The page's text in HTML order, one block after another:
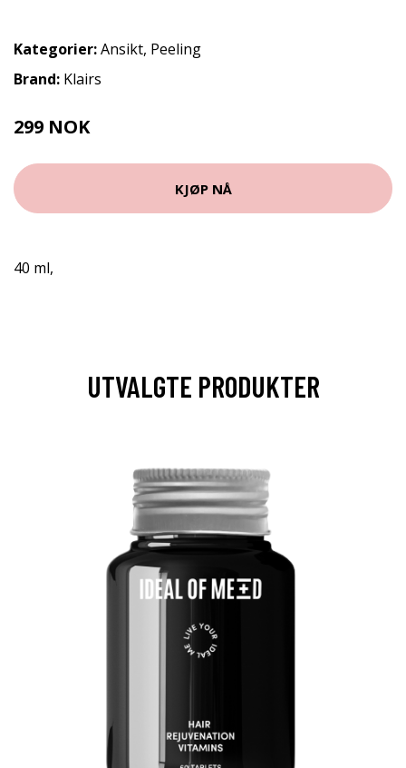
Kategorier:Ansikt, Peeling
Brand: Klairs
299 NOK
KJØP NÅ
40 ml,
UTVALGTE PRODUKTER